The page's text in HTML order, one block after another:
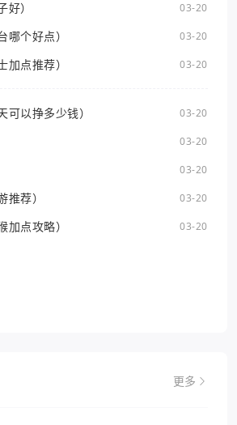
） 03-20
个好点） 03-20
点推荐） 03-20
以挣多少钱） 03-20
03-20
03-20
荐） 03-20
点攻略） 03-20
更多